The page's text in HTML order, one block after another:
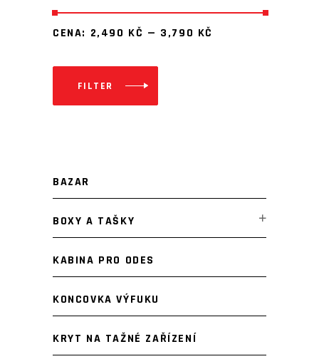
FILTER
CENA: 2,490 KČ — 3,790 KČ
BAZAR
BOXY A TAŠKY
KABINA PRO ODES
KONCOVKA VÝFUKU
KRYT NA TAŽNÉ ZAŘÍZENÍ